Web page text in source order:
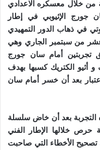
من خلال معسكره الاعدادي
جورج الإثيوبي في إطار
في ذهاب الدور التمهيدي
عشر من سبتمبر الجاري وهي
تجربتين أمام سان جورج
و أثيو الكتريك كسبها بهدف
بعد أن خسر أمام سان
التجربة بعد أن خاض سلسلة
حرص خلالها الإطار الفني
تصحيح الأخطاء التي صاحبت